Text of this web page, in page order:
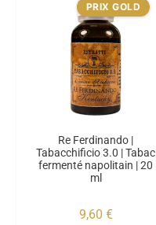
PRIX GOLD
Re Ferdinando |
Tabacchificio 3.0 | Tabac
fermenté napolitain | 20
ml
9,60 €